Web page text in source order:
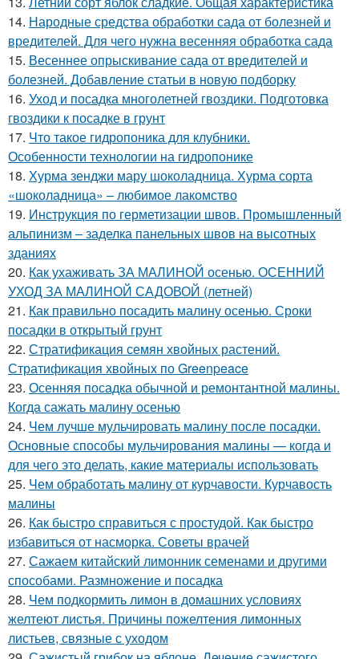
14. Народные средства обработки сада от болезней и
вредителей. Для чего нужна весенняя обработка сада
15. Весеннее опрыскивание сада от вредителей и
болезней. Добавление статьи в новую подборку
16. Уход и посадка многолетней гвоздики. Подготовка
гвоздики к посадке в грунт
17. Что такое гидропоника для клубники.
Особенности технологии на гидропонике
18. Хурма зенджи мару шоколадница. Хурма сорта
«шоколадница» – любимое лакомство
19. Инструкция по герметизации швов. Промышленный
альпинизм – заделка панельных швов на высотных
зданиях
20. Как ухаживать ЗА МАЛИНОЙ осенью. ОСЕННИЙ
УХОД ЗА МАЛИНОЙ САДОВОЙ (летней)
21. Как правильно посадить малину осенью. Сроки
посадки в открытый грунт
22. Стратификация семян хвойных растений.
Стратификация хвойных по Greenpeace
23. Осенняя посадка обычной и ремонтантной малины.
Когда сажать малину осенью
24. Чем лучше мульчировать малину после посадки.
Основные способы мульчирования малины — когда и
для чего это делать, какие материалы использовать
25. Чем обработать малину от курчавости. Курчавость
малины
26. Как быстро справиться с простудой. Как быстро
избавиться от насморка. Советы врачей
27. Сажаем китайский лимонник семенами и другими
способами. Размножение и посадка
28. Чем подкормить лимон в домашних условиях
желтеют листья. Причины пожелтения лимонных
листьев, связные с уходом